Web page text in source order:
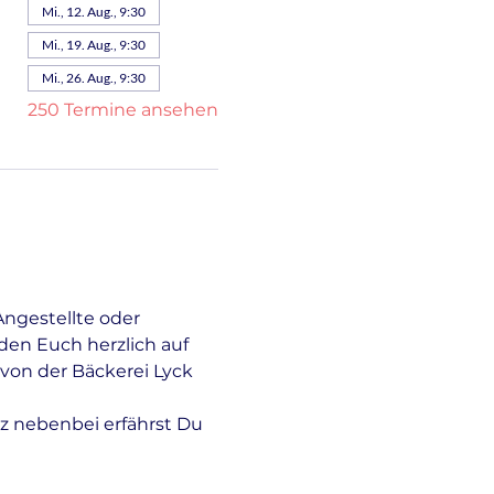
Mi., 12. Aug., 9:30
Mi., 19. Aug., 9:30
Mi., 26. Aug., 9:30
250 Termine ansehen
oder
Euch herzlich auf
der Bäckerei Lyck
nebenbei erfährst Du